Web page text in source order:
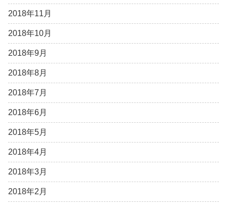
2018年11月
2018年10月
2018年9月
2018年8月
2018年7月
2018年6月
2018年5月
2018年4月
2018年3月
2018年2月